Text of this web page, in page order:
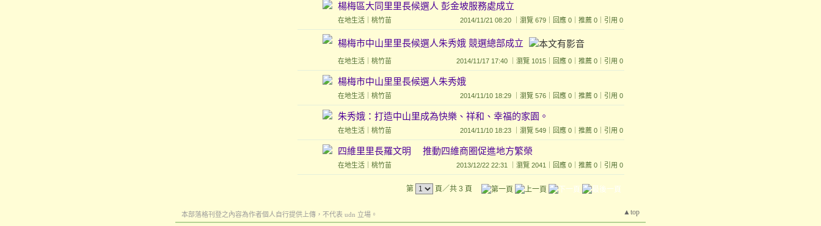
楊梅區大同里里長候選人 彭金坡服務處成立
在地生活 桃竹苗 2014/11/21 08:20 ｜瀏覽 679｜回應 0｜推薦 0｜引用 0
楊梅市中山里里長候選人朱秀娥 競選總部成立
在地生活 桃竹苗 2014/11/17 17:40 ｜瀏覽 1015｜回應 0｜推薦 0｜引用 0
楊梅市中山里里長候選人朱秀娥
在地生活 桃竹苗 2014/11/10 18:29 ｜瀏覽 576｜回應 0｜推薦 0｜引用 0
朱秀娥：打造中山里成為快樂、祥和、幸福的家園。
在地生活 桃竹苗 2014/11/10 18:23 ｜瀏覽 549｜回應 0｜推薦 0｜引用 0
四維里里長羅文明 推動四維商圈促進地方繁榮
在地生活 桃竹苗 2013/12/22 22:31 ｜瀏覽 2041｜回應 0｜推薦 0｜引用 0
第 頁／共 3 頁
▲top
本部落格刊登之內容為作者個人自行提供上傳，不代表 udn 立場。